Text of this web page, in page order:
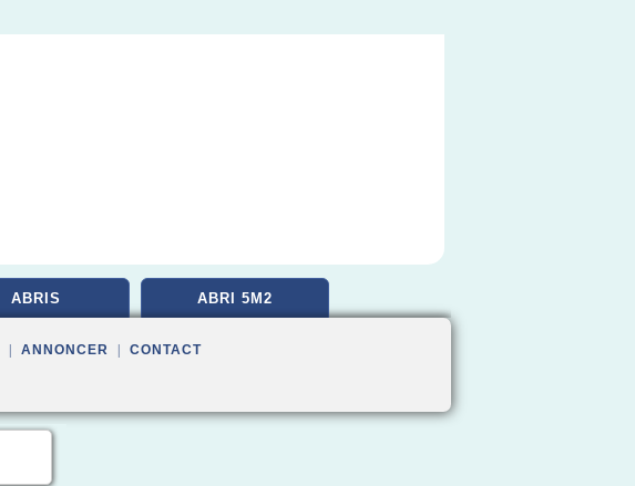
ABRIS ABRI 5M2
ANNONCER CONTACT